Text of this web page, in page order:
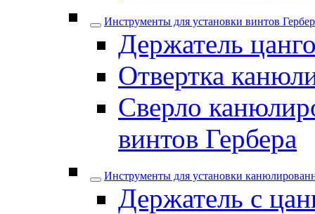
Инструменты для установки винтов
Держатель
Отвертка
Сверло
винтов Гербера
Инструменты для установки
Держатель с